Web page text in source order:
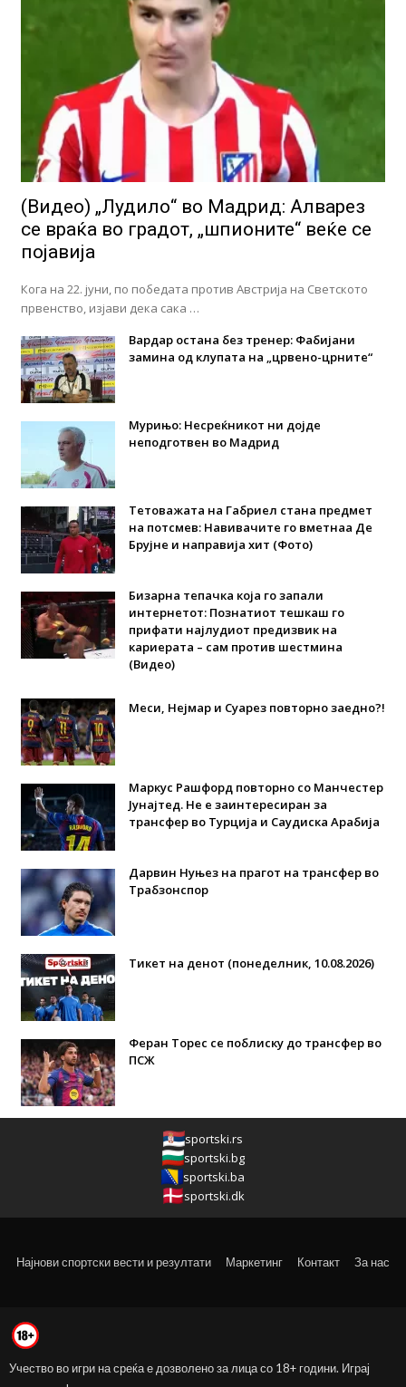
(Видео) „Лудило“ во Мадрид: Алварез
се враќа во градот, „шпионите“ веќе се
појавија
Кога на 22. јуни, по победата против Австрија на Светското
првенство, изјави дека сака …
Вардар остана без тренер: Фабијани
замина од клупата на „црвено-црните“
Мурињо: Несреќникот ни дојде
неподготвен во Мадрид
Тетоважата на Габриел стана предмет
на потсмев: Навивачите го вметнаа Де
Брујне и направија хит (Фото)
Бизарна тепачка која го запали
интернетот: Познатиот тешкаш го
прифати најлудиот предизвик на
кариерата – сам против шестмина
(Видео)
Меси, Нејмар и Суарез повторно заедно?!
Маркус Рашфорд повторно со Манчестер
Јунајтед. Не е заинтересиран за
трансфер во Турција и Саудиска Арабија
Дарвин Нуњез на прагот на трансфер во
Трабзонспор
Тикет на денот (понеделник, 10.08.2026)
Феран Торес се поблиску до трансфер во
ПСЖ
sportski.rs
sportski.bg
sportski.ba
sportski.dk
Најнови спортски вести и резултати Маркетинг Контакт За нас
Учество во игри на среќа е дозволено за лица со 18+ години. Играј